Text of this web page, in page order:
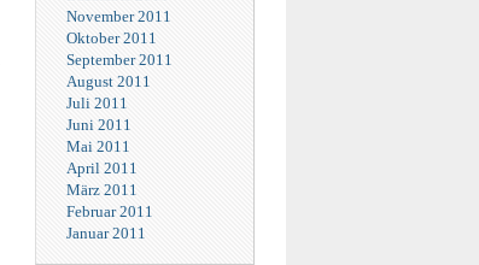
November 2011
Oktober 2011
September 2011
August 2011
Juli 2011
Juni 2011
Mai 2011
April 2011
März 2011
Februar 2011
Januar 2011